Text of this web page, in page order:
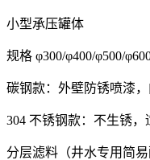
小型承压罐体
规格 φ300/φ400/φ500/
碳钢款：外壁防锈喷漆
304 不锈钢款：不生锈
分层滤料（井水专用简易